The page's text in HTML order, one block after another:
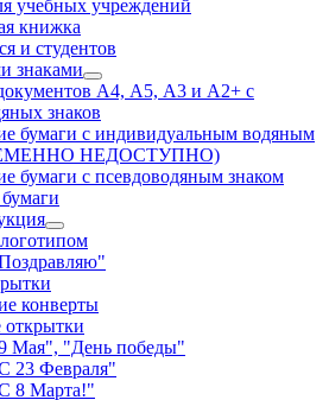
учебных учреждений
книжка
и студентов
знаками
А4, А5, А3 и А2+ с
знаков
бумаги с индивидуальным водяным
НЕДОСТУПНО)
бумаги с псевдоводяным знаком
конверты
Мая", "День победы"
23 Февраля"
8 Марта!"